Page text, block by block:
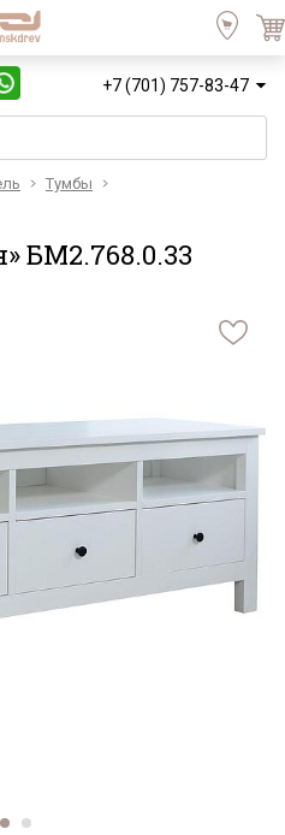
+7 (701) 757-83-47
Тумбы
БМ2.768.0.33